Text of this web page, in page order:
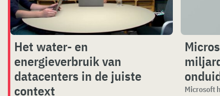
Het water- en
energieverbruik van
datacenters in de juiste
context
Microsoft